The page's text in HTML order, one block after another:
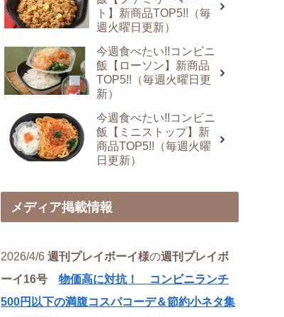
ト】新商品TOP5!!（毎
週火曜日更新）
今週食べたい!!コンビニ
飯【ローソン】新商品
TOP5!!（毎週火曜日更
新）
今週食べたい!!コンビニ
飯【ミニストップ】新
商品TOP5!!（毎週火曜
日更新）
メディア掲載情報
2026/4/6 週刊プレイボーイ様の週刊プレイボ
ーイ16号 物価高に対抗！ コンビニランチ
500円以下の満腹コスパコーデ＆節約小ネタ集